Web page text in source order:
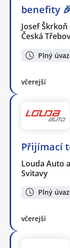
benefity
Josef Škrkoň
Česká
Plný
včerejší
Přijímací
Louda Auto
Svitavy
Plný
včerejší